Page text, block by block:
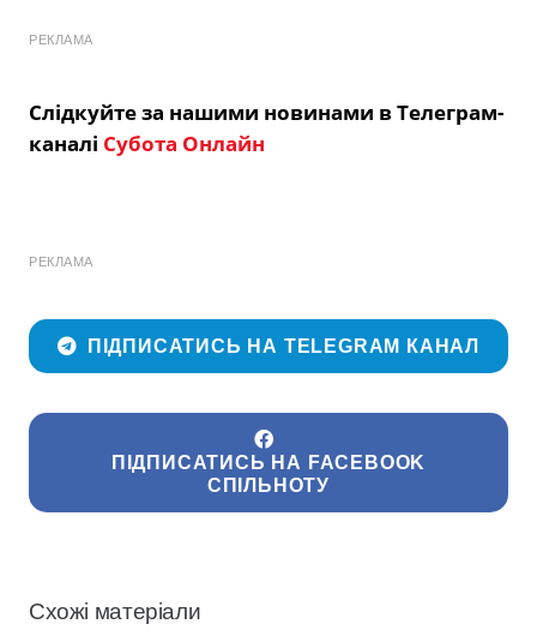
РЕКЛАМА
Слідкуйте за нашими новинами в Телеграм-
каналі Субота Онлайн
РЕКЛАМА
ПІДПИСАТИСЬ НА TELEGRAM КАНАЛ
ПІДПИСАТИСЬ НА FACEBOOK
СПІЛЬНОТУ
Схожі матеріали